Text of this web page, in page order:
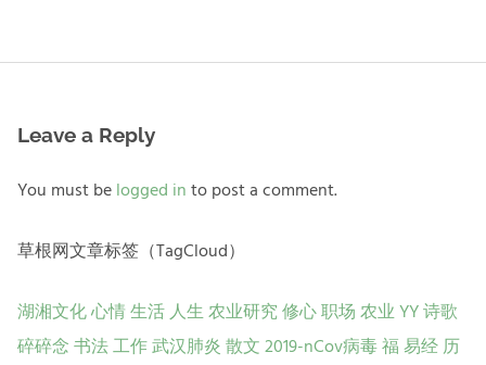
Leave a Reply
You must belogged into post a comment.
草根网文章标签（TagCloud）
湖湘文化心情生活人生农业研究修心职场农业YY诗歌
碎碎念书法工作武汉肺炎散文2019-nCov病毒福易经历